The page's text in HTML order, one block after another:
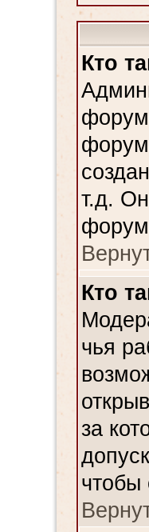
Кто
т.д.
Кто
чья
за
чтобы